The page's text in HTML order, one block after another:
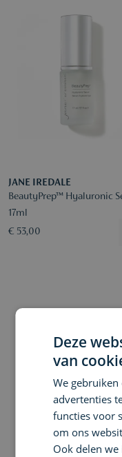
JANE IREDALE
BeautyPrep™ Hyaluronic
17ml
€ 53,00
Deze
van
We
advertenties
functies voor
om ons
Ook delen